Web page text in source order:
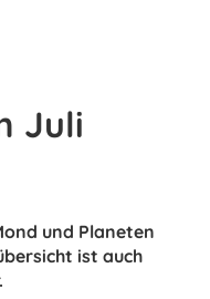
Juli
und Planeten
ist auch